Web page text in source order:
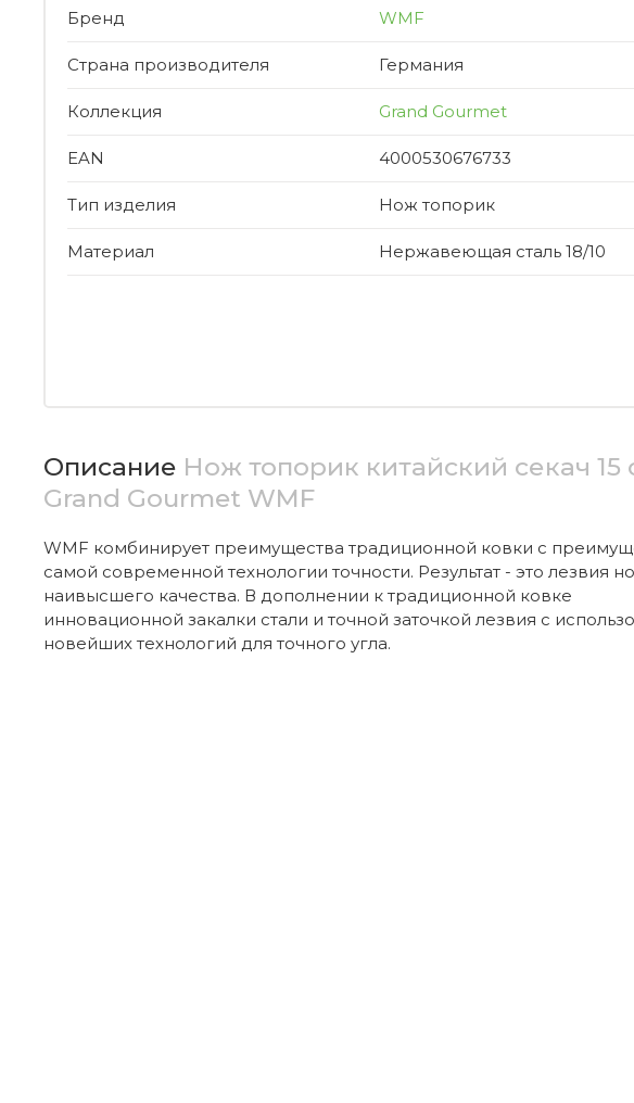
Бренд WMF
Страна производителя Германия
Коллекция Grand Gourmet
EAN 4000530676733
Тип изделия Нож топорик
Материал Нержавеющая сталь 18/10
Описание Нож топорик китайский секач 15
Grand Gourmet WMF
WMF комбинирует преимущества традиционной ковки с
самой современной технологии точности. Результат - это лезвия
наивысшего качества. В дополнении к традиционной ковке
инновационной закалки стали и точной заточкой лезвия с
новейших технологий для точного угла.